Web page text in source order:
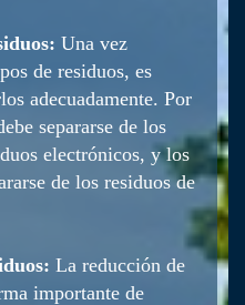
Una vez
de residuos, es
adecuadamente. Por
separarse de los
electrónicos, y los
de los residuos de
La reducción de
importante de